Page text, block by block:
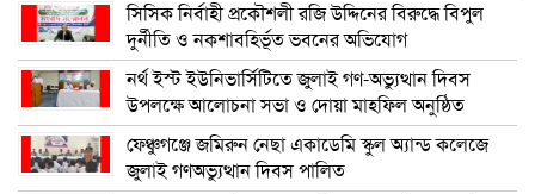
সিসিক নির্বাহী প্রকৌশলী রজি উদ্দিনের বিরুদ্ধে বিপুল
দুর্নীতি ও নকশাবহির্ভূত ভবনের অভিযোগ
নর্থ ইস্ট ইউনিভার্সিটিতে জুলাই গণ-অভ্যুত্থান দিবস
উপলক্ষে আলোচনা সভা ও দোয়া মাহফিল অনুষ্ঠিত
ফেঞ্চুগঞ্জে জমিরুন নেছা একাডেমি স্কুল অ্যান্ড কলেজে
জুলাই গণঅভ্যুত্থান দিবস পালিত